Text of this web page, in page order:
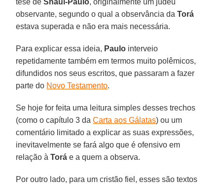
observante, segundo o qual a observância daTorá
estava superada e não era mais necessária.
Para explicar essa ideia, Paulo interveio
repetidamente também em termos muito polêmicos,
difundidos nos seus escritos, que passaram a fazer
parte do Novo Testamento.
Se hoje for feita uma leitura simples desses trechos
(como o capítulo 3 daCarta aos Gálatas) ou um
comentário limitado a explicar as suas expressões,
inevitavelmente se fará algo que é ofensivo em
relação àTorá e a quem a observa.
Por outro lado, para um cristão fiel, esses são textos